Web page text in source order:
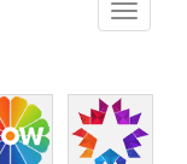
Toggle